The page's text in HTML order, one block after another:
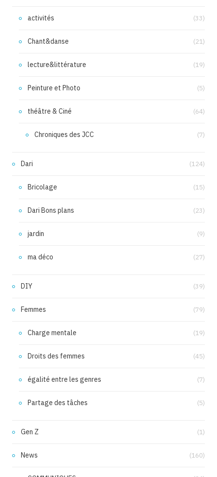
activités (33)
Chant&danse (21)
lecture&littérature (19)
Peinture et Photo (5)
théâtre & Ciné (64)
Chroniques des JCC (7)
Dari (124)
Bricolage (15)
Dari Bons plans (23)
jardin (9)
ma déco (27)
DIY (39)
Femmes (79)
Charge mentale (19)
Droits des femmes (45)
égalité entre les genres (7)
Partage des tâches (5)
Gen Z (1)
News (160)